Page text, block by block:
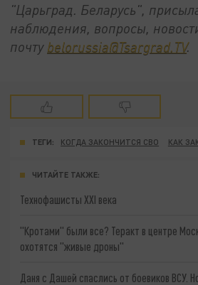
"Царьград. Беларусь",
наблюдения, вопросы,
почту belorussia@Tsargrad.TV.
ТЕГИ: КОГДА ЗАКОНЧИТСЯ СВО КАК
ЧИТАЙТЕ ТАКЖЕ:
Технофашисты XXI века
"Кротами" были все? Теракт в центре
охотятся "живые дроны"
Даня с Дашей спаслись от боевиков ВСУ.